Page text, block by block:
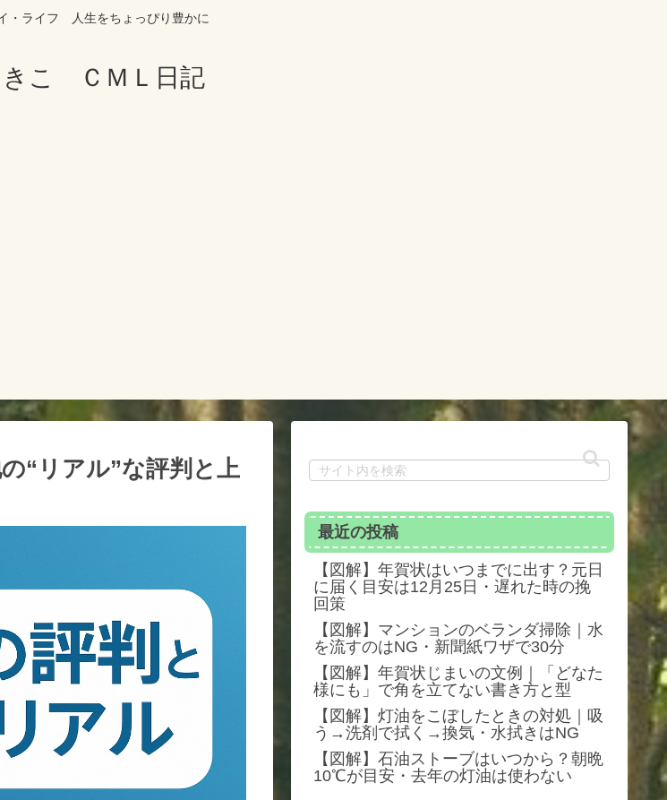
・ライフ 人生をちょっぴり豊かに
きこ ＣＭＬ日記
“リアル”な評判と上
最近の投稿
【図解】年賀状はいつまでに出す？元日
に届く目安は12月25日・遅れた時の挽
回策
【図解】マンションのベランダ掃除｜水
を流すのはNG・新聞紙ワザで30分
【図解】年賀状じまいの文例｜「どなた
様にも」で角を立てない書き方と型
【図解】灯油をこぼしたときの対処｜吸
う→洗剤で拭く→換気・水拭きはNG
【図解】石油ストーブはいつから？朝晩
10℃が目安・去年の灯油は使わない